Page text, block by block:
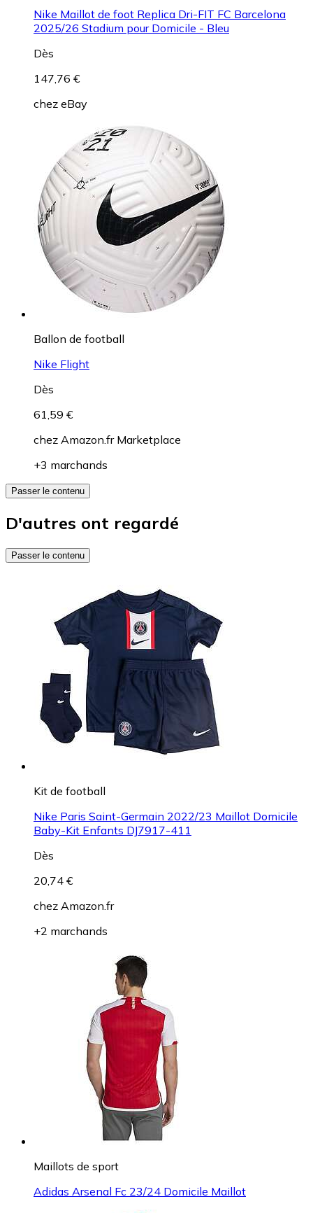
Nike Maillot de foot Replica Dri-FIT FC Barcelona
2025/26 Stadium pour Domicile - Bleu
Dès
147,76 €
chez eBay
Ballon de football
Nike Flight
Dès
61,59 €
chez Amazon.fr Marketplace
+3 marchands
Passer le contenu
D'autres ont regardé
Passer le contenu
Kit de football
Nike Paris Saint-Germain 2022/23 Maillot Domicile
Baby-Kit Enfants DJ7917-411
Dès
20,74 €
chez Amazon.fr
+2 marchands
Maillots de sport
Adidas Arsenal Fc 23/24 Domicile Maillot